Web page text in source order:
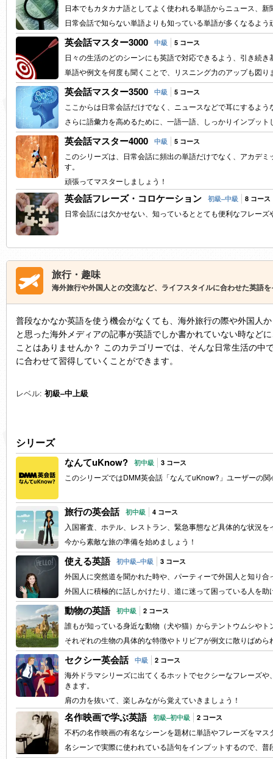
日本でもカタカナ語としてよく使われる単語からニュース、
日常会話で知らない単語よりも知っている単語が多くなるよう
英会話マスター3000 中級 5 コース
日々の生活のどのシーンにも英語で対応できるよう、引き続
単語や例文を何度も聞くことで、リスニング力のアップも図り
英会話マスター3500 中級 5 コース
ここからは日常会話だけでなく、ニュースなどで耳にするよ
さらに語彙力を高めるために、一語一語、しっかりインプット
英会話マスター4000 中級 5 コース
このシリーズは、日常会話に頻出の単語だけでなく、アカデ
す。
頑張ってマスターしましょう！
英会話フレーズ・コロケーション 初級–中級 8 コース
日常会話には欠かせない、知っているととても便利なフレー
旅行・趣味
海外旅行や外国人との交流など、ライフスタイルに合わせた英語
普段なかなか英語を使う機会がなくても、海外旅行の際や外国人
と思った海外メディアの記事が英語でしか書かれていない時など
ことはありませんか？ このカテゴリーでは、そんな日常生活の中
に合わせて習得していくことができます。
レベル: 初級–中上級
シリーズ
なんてuKnow? 初中級 3 コース
このシリーズではDMM英会話「なんてuKnow?」ユーザーの
旅行の英会話 初中級 4 コース
入国審査、ホテル、レストラン、緊急事態など具体的な状況
今から素敵な旅の準備を始めましょう！
使える英語 初中級–中級 3 コース
外国人に突然道を聞かれた時や、パーティーで外国人と知り
外国人に積極的に話しかけたり、道に迷って困っている人を
動物の英語 初中級 2 コース
誰もが知っている身近な動物（犬や猫）からテントウムシや
それぞれの生物の具体的な特徴やトリビアが例文に散りばめら
セクシー英会話 中級 2 コース
海外ドラマシリーズに出てくるホットでセクシーなフレーズ
きます。
肩の力を抜いて、楽しみながら覚えていきましょう！
名作映画で学ぶ英語 初級–初中級 2 コース
不朽の名作映画の有名なシーンを題材に単語やフレーズをマス
名シーンで実際に使われている語句をインプットするので、